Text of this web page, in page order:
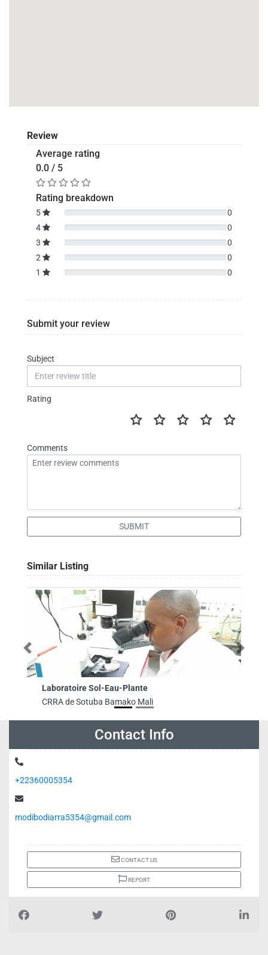
Review
Average rating
0.0 / 5
Rating breakdown
5
0
4
0
3
0
2
0
1
0
Submit your review
Subject
Rating
Comments
SUBMIT
Similar Listing
Laboratoire Sol-Eau-Plante
CRRA de Sotuba Bamako Mali
Previous Next
Contact Info
+22360005354
modibodiarra5354@gmail.com
CONTACT US
REPORT